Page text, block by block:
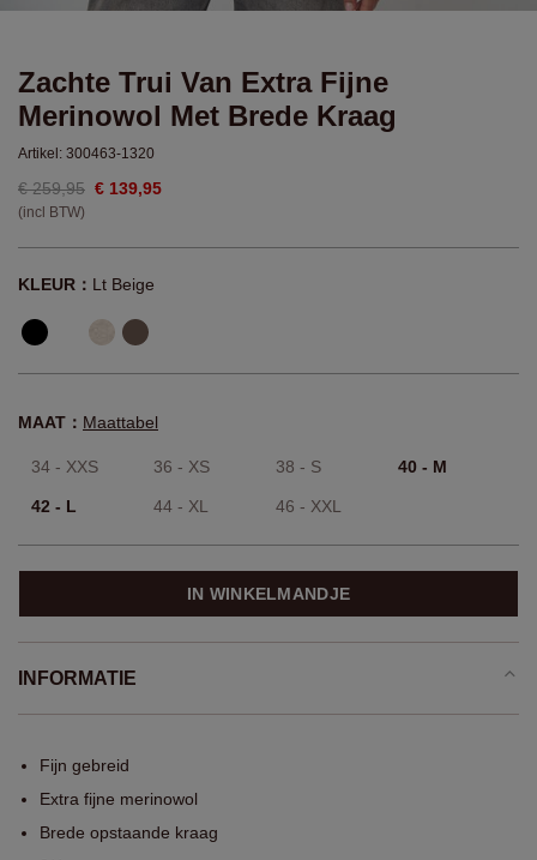
Zachte Trui Van Extra Fijne
Merinowol Met Brede Kraag
Artikel: 300463-1320
€ 259,95 € 139,95
(incl BTW)
KLEUR： Lt Beige
MAAT： Maattabel
34 - XXS 36 - XS 38 - S 40 - M
42 - L 44 - XL 46 - XXL
IN WINKELMANDJE
INFORMATIE
Fijn gebreid
Extra fijne merinowol
Brede opstaande kraag